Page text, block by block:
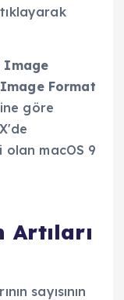
Image
Format
göre
olan macOS 9
Artıları
sayısının